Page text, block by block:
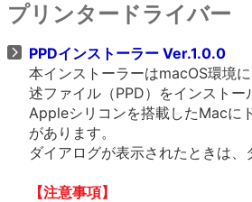
プリンタードライバー
PPDインストーラー Ver.1.0.0
本インストーラーはmacOS環境
述ファイル（PPD）をインストー
Appleシリコンを搭載したMacに
があります。
ダイアログが表示されたときは
【注意事項】